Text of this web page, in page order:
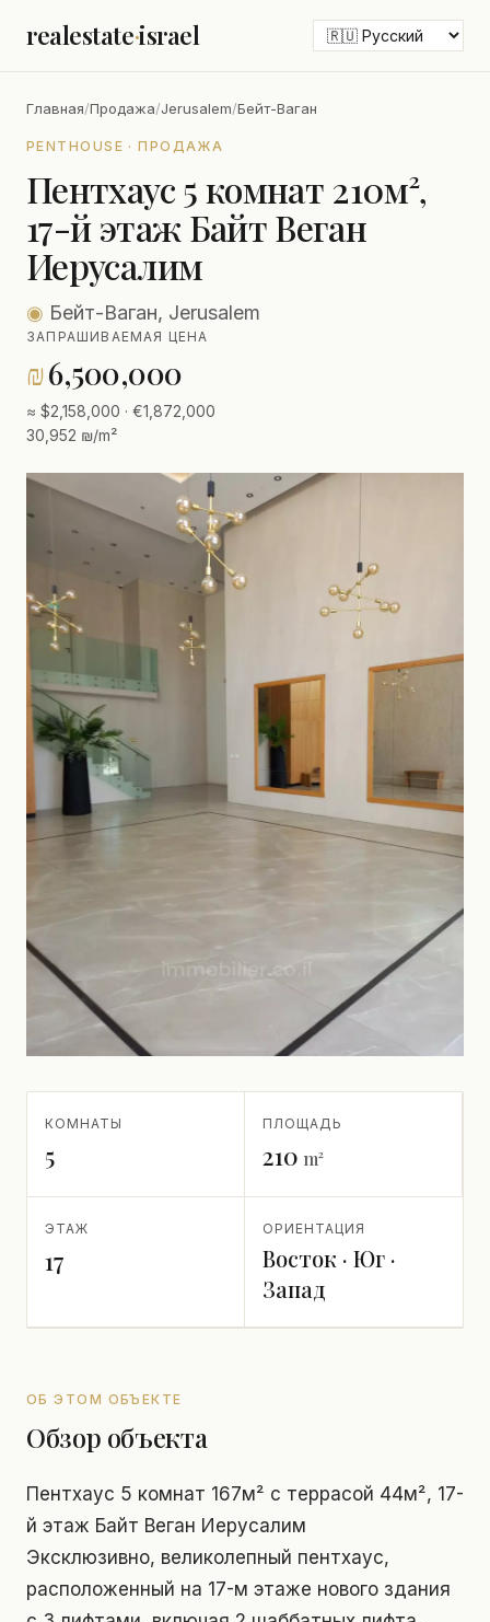
realestate·israel
Главная/Продажа/Jerusalem/Бейт-Ваган
PENTHOUSE · ПРОДАЖА
Пентхаус 5 комнат 210м²,
17-й этаж Байт Веган
Иерусалим
◉ Бейт-Ваган, Jerusalem
ЗАПРАШИВАЕМАЯ ЦЕНА
₪6,500,000
≈ $2,158,000 · €1,872,000
30,952 ₪/m²
КОМНАТЫ
5
ПЛОЩАДЬ
210 m²
ЭТАЖ
17
ОРИЕНТАЦИЯ
Восток · Юг ·
Запад
ОБ ЭТОМ ОБЪЕКТЕ
Обзор объекта
Пентхаус 5 комнат 167м² с террасой 44м², 17-
й этаж Байт Веган Иерусалим
Эксклюзивно, великолепный пентхаус,
расположенный на 17-м этаже нового здания